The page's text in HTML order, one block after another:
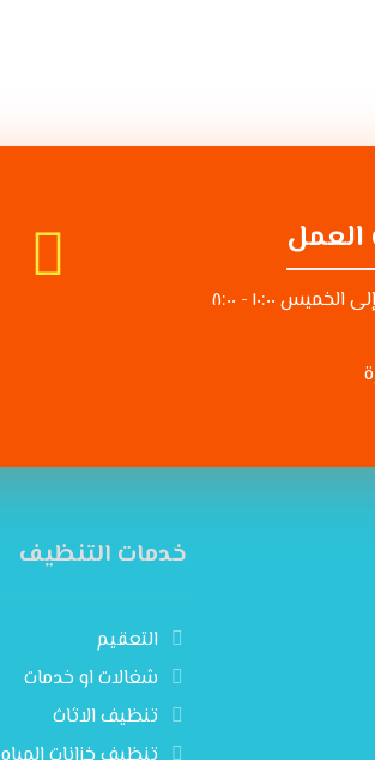
١٠:٠٠ - ٨:٠٠
خدمات التنظيف
التعقيم
شغالات او خدمات
تنظيف الاثاث